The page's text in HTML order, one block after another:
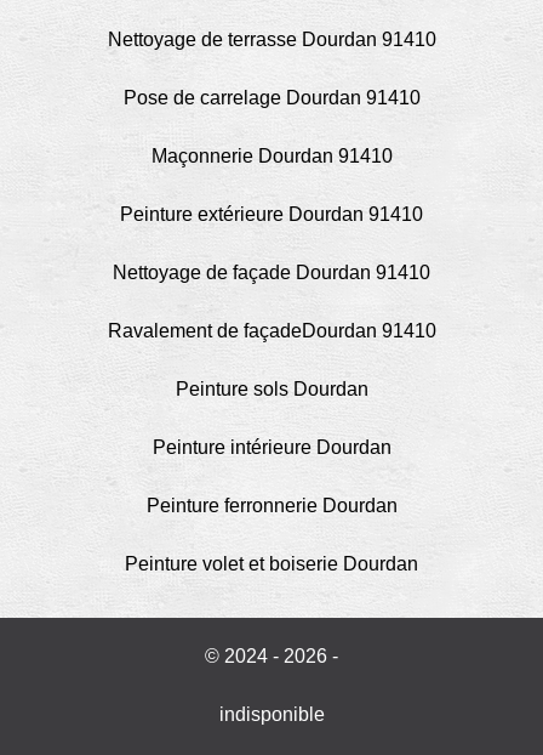
Nettoyage de terrasse Dourdan 91410
Pose de carrelage Dourdan 91410
Maçonnerie Dourdan 91410
Peinture extérieure Dourdan 91410
Nettoyage de façade Dourdan 91410
Ravalement de façadeDourdan 91410
Peinture sols Dourdan
Peinture intérieure Dourdan
Peinture ferronnerie Dourdan
Peinture volet et boiserie Dourdan
© 2024 - 2026 -
indisponible